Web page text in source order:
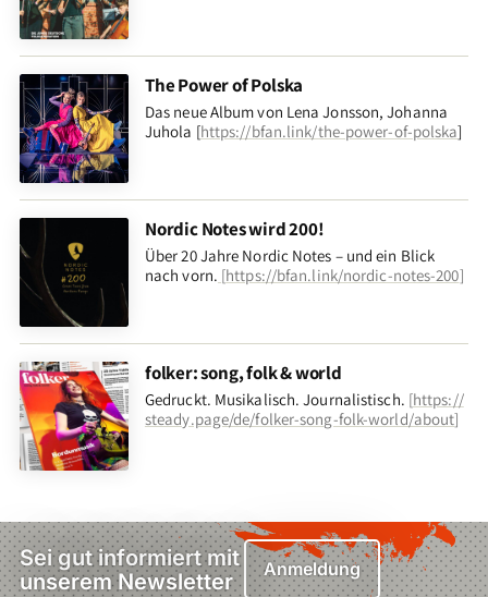
The Power of Polska
Das neue Album von Lena Jonsson, Johanna
Juhola [https://bfan.link/the-power-of-polska]
Nordic Notes wird 200!
Über 20 Jahre Nordic Notes – und ein Blick
nach vorn. [https://bfan.link/nordic-notes-200]
folker: song, folk & world
Gedruckt. Musikalisch. Journalistisch. [https://
steady.page/de/folker-song-folk-world/about]
Sei gut informiert mit
unserem Newsletter
Anmeldung